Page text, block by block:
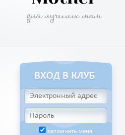
запомнить меня